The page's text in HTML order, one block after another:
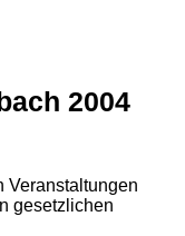
2004
Veranstaltungen
gesetzlichen